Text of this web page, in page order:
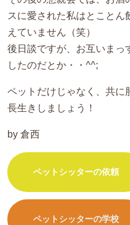
スに愛された私はとことん
えていません（笑）
後日談ですが、お互いまっ
したのだとか・・^^;
ペットだけじゃなく、共に
長生きしましょう！
by 倉西
ペットシッターの依頼
ペットシッターの学校